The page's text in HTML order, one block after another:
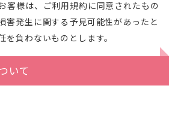
客様は、ご利用規約に同意されたもの
害発生に関する予見可能性があったと
を負わないものとします。
いて